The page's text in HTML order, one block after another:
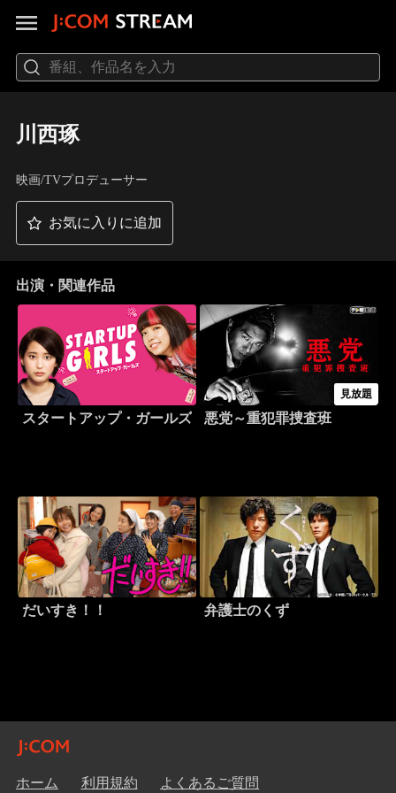
川西琢
映画/TVプロデューサー
お気に入りに追加
出演・関連作品
スタートアップ・ガールズ
見放題
悪党～重犯罪捜査班
だいすき！！ 弁護士のくず
ホーム 利用規約 よくあるご質問